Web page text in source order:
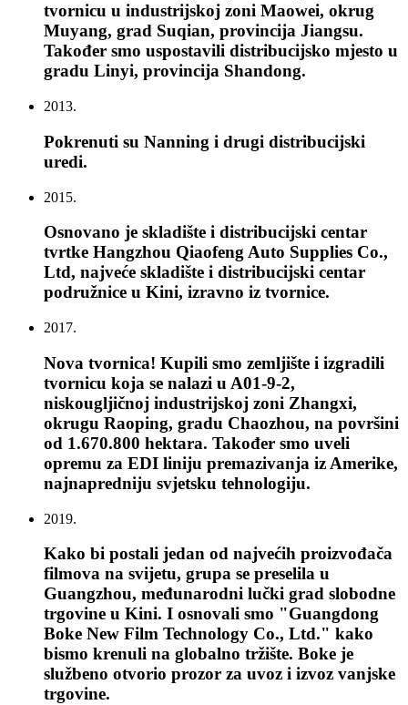
tvornicu u industrijskoj zoni Maowei, okrug
Muyang, grad Suqian, provincija Jiangsu.
Također smo uspostavili distribucijsko mjesto u
gradu Linyi, provincija Shandong.
2013.
Pokrenuti su Nanning i drugi distribucijski
uredi.
2015.
Osnovano je skladište i distribucijski centar
tvrtke Hangzhou Qiaofeng Auto Supplies Co.,
Ltd, najveće skladište i distribucijski centar
podružnice u Kini, izravno iz tvornice.
2017.
Nova tvornica! Kupili smo zemljište i izgradili
tvornicu koja se nalazi u A01-9-2,
niskougljičnoj industrijskoj zoni Zhangxi,
okrugu Raoping, gradu Chaozhou, na površini
od 1.670.800 hektara. Također smo uveli
opremu za EDI liniju premazivanja iz Amerike,
najnapredniju svjetsku tehnologiju.
2019.
Kako bi postali jedan od najvećih proizvođača
filmova na svijetu, grupa se preselila u
Guangzhou, međunarodni lučki grad slobodne
trgovine u Kini. I osnovali smo "Guangdong
Boke New Film Technology Co., Ltd." kako
bismo krenuli na globalno tržište. Boke je
službeno otvorio prozor za uvoz i izvoz vanjske
trgovine.